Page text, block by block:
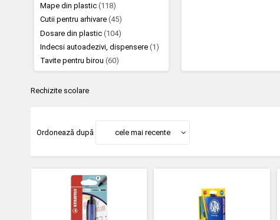
Mape din plastic(118)
Cutii pentru arhivare(45)
Dosare din plastic(104)
Indecsi autoadezivi, dispensere(1)
Tavite pentru birou(60)
Rechizite scolare
Ordonează după cele mai recente